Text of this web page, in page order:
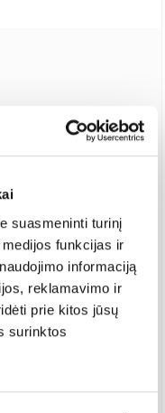
suasmeninti turinį
funkcijas ir
informaciją
reklamavimo ir
prie kitos jūsų
surinktos
)